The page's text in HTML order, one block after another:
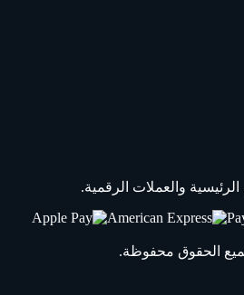
والعملات الرقمية.
الحقوق محفوظة.